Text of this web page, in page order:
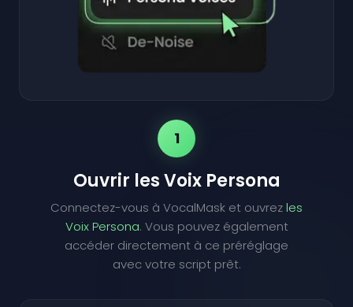
1
Ouvrir les Voix Persona
Connectez-vous à VocalMask et ouvrezles
Voix Persona. Vous pouvez également
accéder directement à ce préréglage
avec votre script prêt.